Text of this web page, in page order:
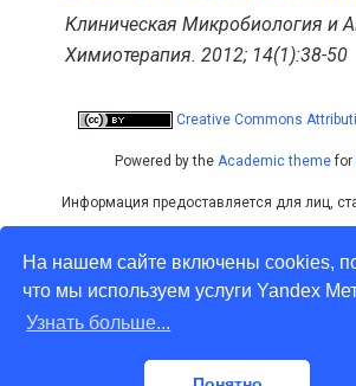
На нашем сайте включены cookies,
что мы используем услуги Yandex
Узнать больше...
Клиническая Микробиология и
Химиотерапия. 2012; 14(1):38-50
Creative Commons
Powered by the Academic themefor
Информация предоставляется для лиц,
Учредитель: Межрегиональная
объединений «Межрегиональная
Адрес для корреспонденции: 214019,
Тел./факс: +7 (4812) 520602